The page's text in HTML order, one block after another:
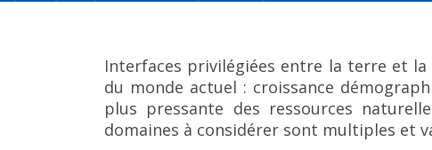
Interfaces privilégiées entre la terre et
du monde actuel : croissance
plus pressante des ressources
domaines à considérer sont multiples et